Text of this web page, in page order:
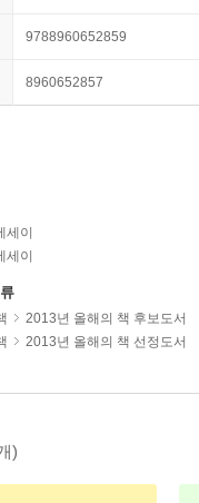
9788960652859
8960652857
세이
세이
2013년 올해의 책 후보도서
2013년 올해의 책 선정도서
)